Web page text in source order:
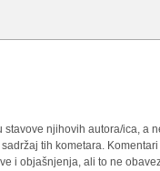
stavove njihovih autora/ica, a
tih kometara.
i objašnjenja, ali to ne